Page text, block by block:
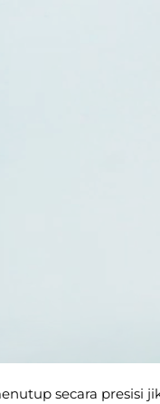
secara presisi